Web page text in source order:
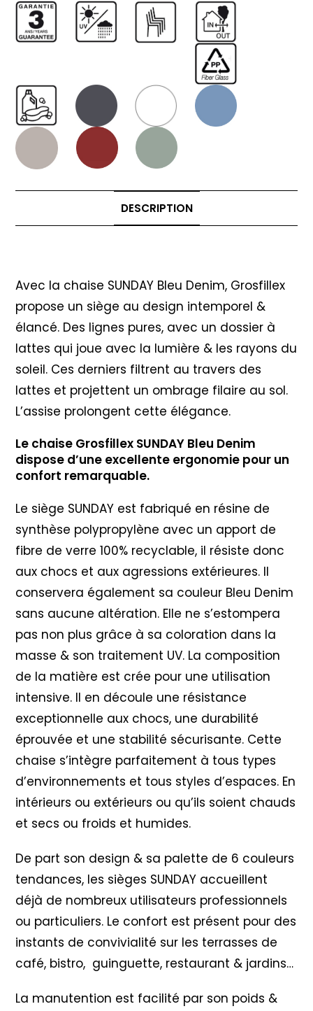
DESCRIPTION
Avec la chaise SUNDAY Bleu Denim, Grosfillex
propose un siège au design intemporel &
élancé. Des lignes pures, avec un dossier à
lattes qui joue avec la lumière & les rayons du
soleil. Ces derniers filtrent au travers des
lattes et projettent un ombrage filaire au sol.
L’assise prolongent cette élégance.
Le chaise Grosfillex SUNDAY Bleu Denim
dispose d’une excellente ergonomie pour un
confort remarquable.
Le siège SUNDAY est fabriqué en résine de
synthèse polypropylène avec un apport de
fibre de verre 100% recyclable, il résiste donc
aux chocs et aux agressions extérieures. Il
conservera également sa couleur Bleu Denim
sans aucune altération. Elle ne s’estompera
pas non plus grâce à sa coloration dans la
masse & son traitement UV. La composition
de la matière est crée pour une utilisation
intensive. Il en découle une résistance
exceptionnelle aux chocs, une durabilité
éprouvée et une stabilité sécurisante. Cette
chaise s’intègre parfaitement à tous types
d’environnements et tous styles d’espaces. En
intérieurs ou extérieurs ou qu’ils soient chauds
et secs ou froids et humides.
De part son design & sa palette de 6 couleurs
tendances, les sièges SUNDAY accueillent
déjà de nombreux utilisateurs professionnels
ou particuliers. Le confort est présent pour des
instants de convivialité sur les terrasses de
café, bistro, guinguette, restaurant & jardins…
La manutention est facilité par son poids &